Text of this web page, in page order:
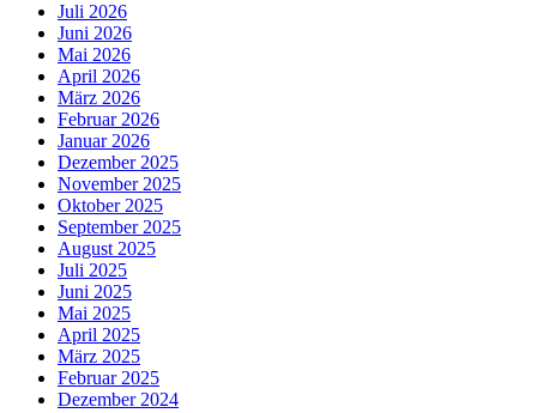
Juli 2026
Juni 2026
Mai 2026
April 2026
März 2026
Februar 2026
Januar 2026
Dezember 2025
November 2025
Oktober 2025
September 2025
August 2025
Juli 2025
Juni 2025
Mai 2025
April 2025
März 2025
Februar 2025
Dezember 2024